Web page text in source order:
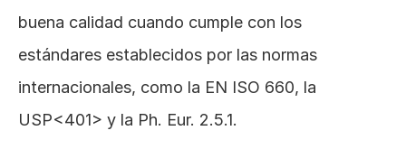
buena calidad cuando cumple con los
estándares establecidos por las normas
internacionales, como la EN ISO 660, la
USP<401> y la Ph. Eur. 2.5.1.